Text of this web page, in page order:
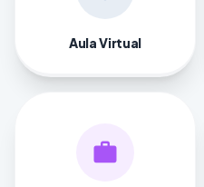
Aula Virtual
work